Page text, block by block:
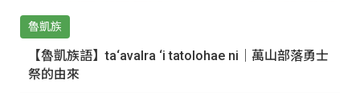
魯凱族
【魯凱族語】ta‘avalra ‘i tatolohae ni｜萬山部落勇士
祭的由來